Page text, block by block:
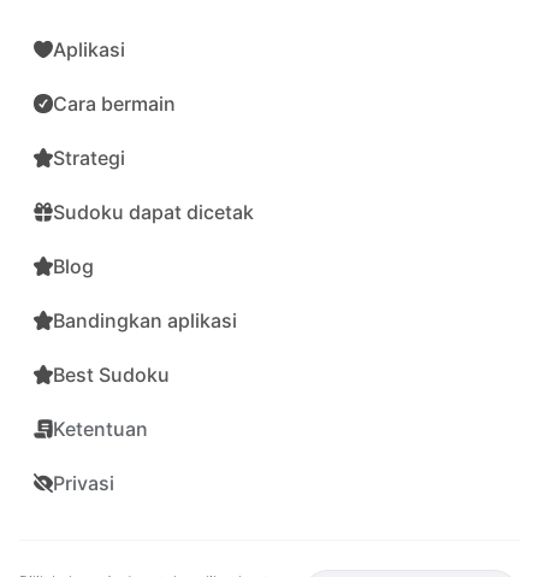
Aplikasi
Cara bermain
Strategi
Sudoku dapat dicetak
Blog
Bandingkan aplikasi
Best Sudoku
Ketentuan
Privasi